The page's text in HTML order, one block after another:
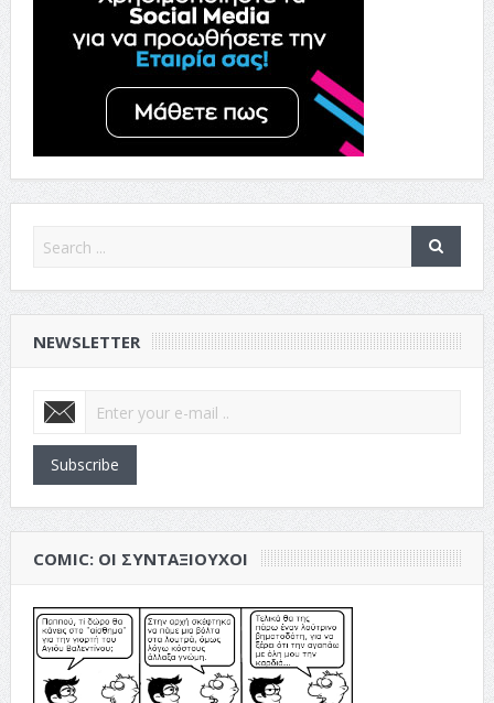
NEWSLETTER
Subscribe
COMIC: ΟΙ ΣΥΝΤΑΞΙΟΎΧΟΙ